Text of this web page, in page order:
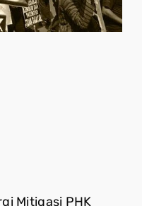
Mitigasi PHK